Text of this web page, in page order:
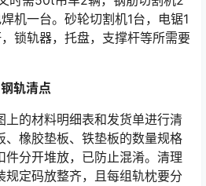
机一台。砂轮切割机1台，电锯1
锁轨器，托盘，支撑杆等所需要
轨清点
上的材料明细表和发货单进行清
、橡胶垫板、铁垫板的数量规格
件分开堆放，已防止混淆。清理
规定码放整齐，且每组轨枕要分